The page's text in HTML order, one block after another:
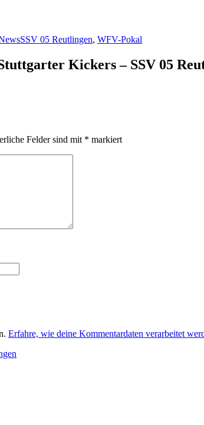
Schlagwörter
SSV 05 Reutlingen, WFV-Pokal
Kickers – SSV 05
Felder sind mit * markiert
Erfahre, wie deine Kommentardaten verarbeitet